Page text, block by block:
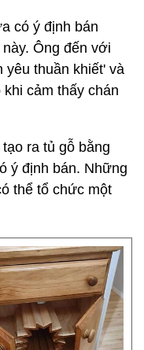
có ý định bán
Ông đến với
yêu thuần khiết' và
cảm thấy chán
ra tủ gỗ bằng
ý định bán. Những
thể tổ chức một